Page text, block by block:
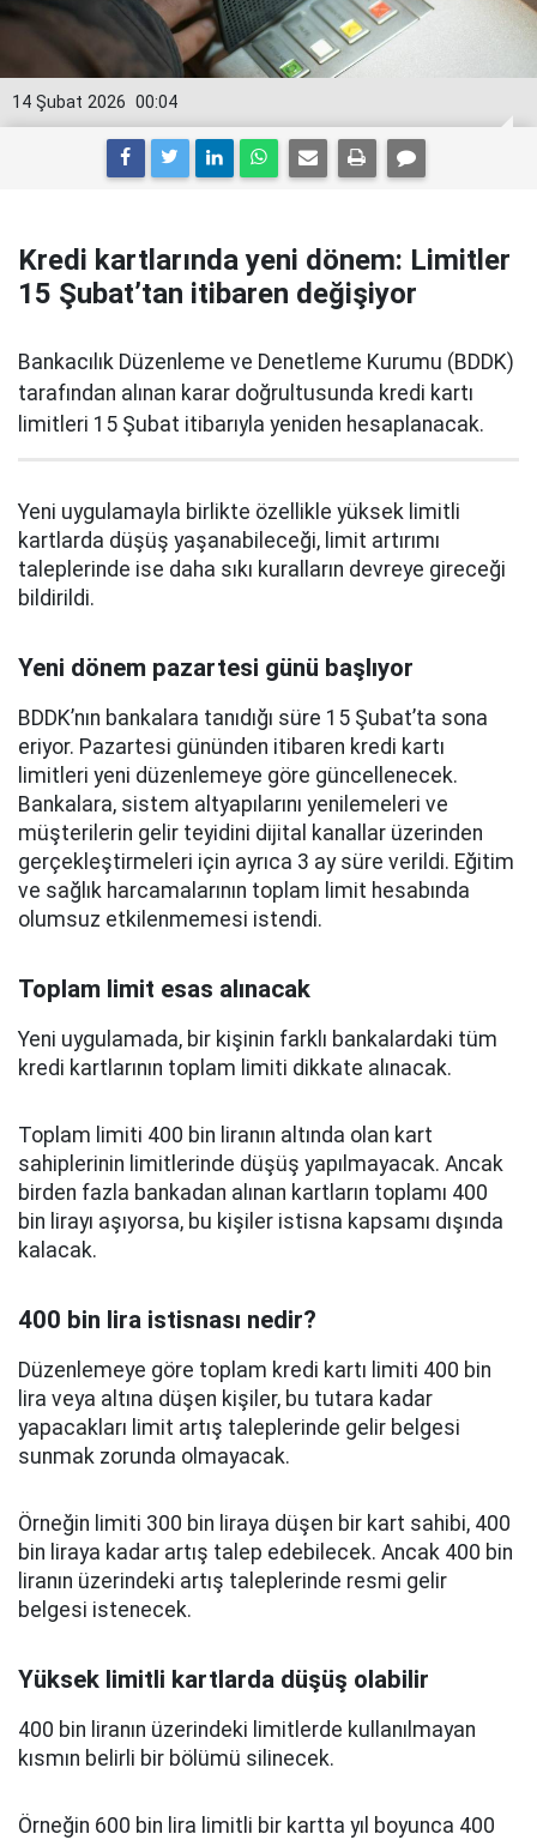
00:04
14 Şubat 2026
Kredi kartlarında yeni dönem: Limitler
15 Şubat’tan itibaren değişiyor
Bankacılık Düzenleme ve Denetleme Kurumu (BDDK)
tarafından alınan karar doğrultusunda kredi kartı
limitleri 15 Şubat itibarıyla yeniden hesaplanacak.
Yeni uygulamayla birlikte özellikle yüksek limitli
kartlarda düşüş yaşanabileceği, limit artırımı
taleplerinde ise daha sıkı kuralların devreye gireceği
bildirildi.
Yeni dönem pazartesi günü başlıyor
BDDK’nın bankalara tanıdığı süre 15 Şubat’ta sona
eriyor. Pazartesi gününden itibaren kredi kartı
limitleri yeni düzenlemeye göre güncellenecek.
Bankalara, sistem altyapılarını yenilemeleri ve
müşterilerin gelir teyidini dijital kanallar üzerinden
gerçekleştirmeleri için ayrıca 3 ay süre verildi. Eğitim
ve sağlık harcamalarının toplam limit hesabında
olumsuz etkilenmemesi istendi.
Toplam limit esas alınacak
Yeni uygulamada, bir kişinin farklı bankalardaki tüm
kredi kartlarının toplam limiti dikkate alınacak.
Toplam limiti 400 bin liranın altında olan kart
sahiplerinin limitlerinde düşüş yapılmayacak. Ancak
birden fazla bankadan alınan kartların toplamı 400
bin lirayı aşıyorsa, bu kişiler istisna kapsamı dışında
kalacak.
400 bin lira istisnası nedir?
Düzenlemeye göre toplam kredi kartı limiti 400 bin
lira veya altına düşen kişiler, bu tutara kadar
yapacakları limit artış taleplerinde gelir belgesi
sunmak zorunda olmayacak.
Örneğin limiti 300 bin liraya düşen bir kart sahibi, 400
bin liraya kadar artış talep edebilecek. Ancak 400 bin
liranın üzerindeki artış taleplerinde resmi gelir
belgesi istenecek.
Yüksek limitli kartlarda düşüş olabilir
400 bin liranın üzerindeki limitlerde kullanılmayan
kısmın belirli bir bölümü silinecek.
Örneğin 600 bin lira limitli bir kartta yıl boyunca 400